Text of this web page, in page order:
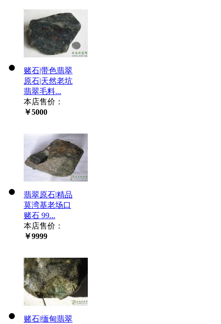
赌石|带色翡翠
原石|天然老坑
翡翠毛料...
本店售价：
￥5000
翡翠原石|精品
莫湾基老场口
赌石 99...
本店售价：
￥9999
赌石|缅甸翡翠